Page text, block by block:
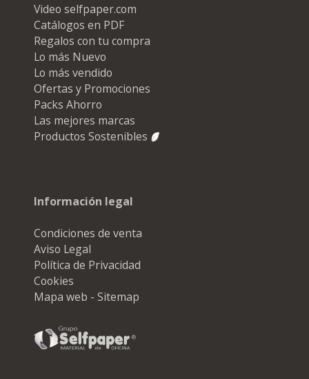
Video selfpaper.com
Catálogos en PDF
Regalos con tu compra
Lo más Nuevo
Lo más vendido
Ofertas y Promociones
Packs Ahorro
Las mejores marcas
Productos Sostenibles
Información legal
Condiciones de venta
Aviso Legal
Política de Privacidad
Cookies
Mapa web - Sitemap